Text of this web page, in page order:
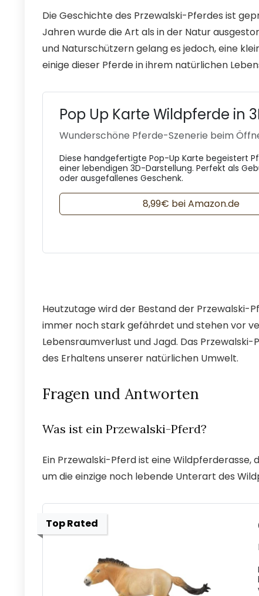
Die Geschichte des Przewalski-Pferdes ist
Jahren wurde die Art als in der Natur
und Naturschützern gelang es jedoch, eine
einige dieser Pferde in ihrem natürlichen
Pop Up Karte Wildpferde in
Wunderschöne Pferde-Szenerie beim
Diese handgefertigte Pop-Up Karte begeistert
einer lebendigen 3D-Darstellung. Perfekt als
oder ausgefallenes Geschenk.
8,99€ bei Amazon.de
Heutzutage wird der Bestand der Przewalski-
immer noch stark gefährdet und stehen vor
Lebensraumverlust und Jagd. Das
des Erhaltens unserer natürlichen Umwelt.
Fragen und Antworten
Was ist ein Przewalski-Pferd?
Ein Przewalski-Pferd ist eine
um die einzige noch lebende Unterart des
Top Rated